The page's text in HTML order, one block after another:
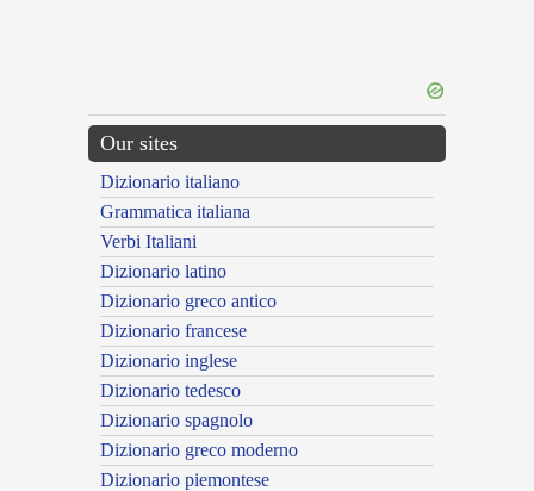
Our sites
Dizionario italiano
Grammatica italiana
Verbi Italiani
Dizionario latino
Dizionario greco antico
Dizionario francese
Dizionario inglese
Dizionario tedesco
Dizionario spagnolo
Dizionario greco moderno
Dizionario piemontese